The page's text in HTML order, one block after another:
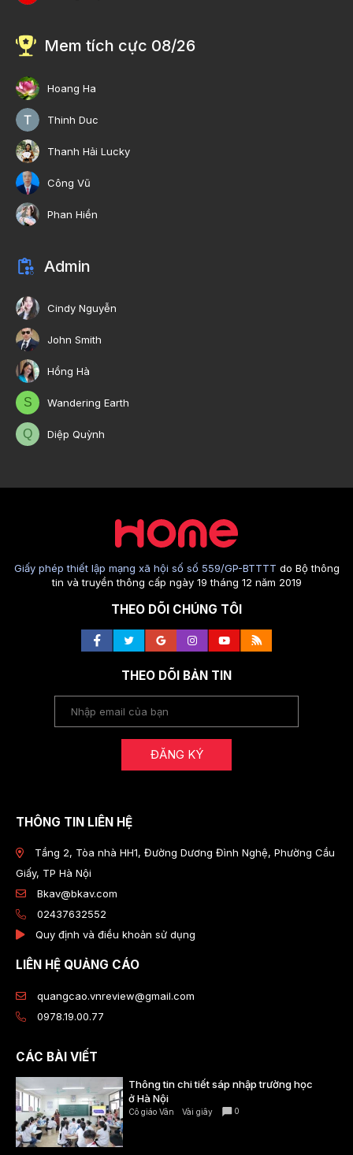
Mem tích cực 08/26
Hoang Ha
Thinh Duc
Thanh Hải Lucky
Công Vũ
Phan Hiền
Admin
Cindy Nguyễn
John Smith
Hồng Hà
S Wandering Earth
Q Diệp Quỳnh
Giấy phép thiết lập mạng xã hội số số 559/GP-BTTTT do Bộ thông
tin và truyền thông cấp ngày 19 tháng 12 năm 2019
THEO DÕI CHÚNG TÔI
THEO DÕI BẢN TIN
ĐĂNG KÝ
THÔNG TIN LIÊN HỆ
Tầng 2, Tòa nhà HH1, Đường Dương Đình Nghệ, Phường Cầu
Giấy, TP Hà Nội
Bkav@bkav.com
02437632552
Quy định và điều khoản sử dụng
LIÊN HỆ QUẢNG CÁO
quangcao.vnreview@gmail.com
0978.19.00.77
CÁC BÀI VIẾT
Thông tin chi tiết sáp nhập trường học
ở Hà Nội
Cô giáo Vân Vài giây 0